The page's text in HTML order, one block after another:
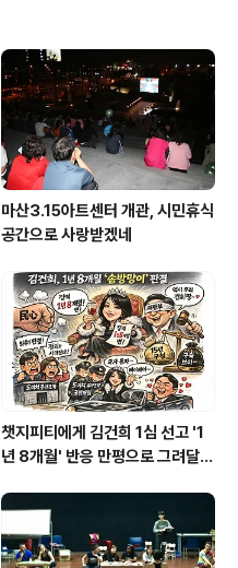
마산3.15아트센터 개관, 시민휴식
공간으로 사랑받겠네
챗지피티에게 김건희 1심 선고 '1
년 8개월' 반응 만평으로 그려달랬